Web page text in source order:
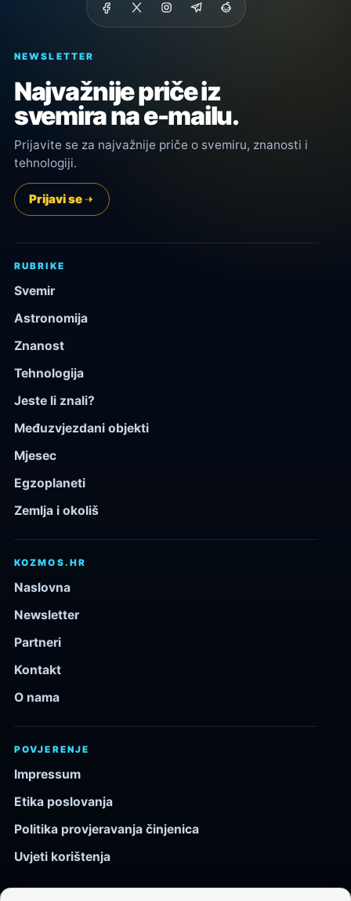
NEWSLETTER
Najvažnije priče iz
svemira na e-mailu.
Prijavite se za najvažnije priče o svemiru, znanosti i
tehnologiji.
Prijavi se
RUBRIKE
Svemir
Astronomija
Znanost
Tehnologija
Jeste li znali?
Međuzvjezdani objekti
Mjesec
Egzoplaneti
Zemlja i okoliš
KOZMOS.HR
Naslovna
Newsletter
Partneri
Kontakt
O nama
POVJERENJE
Impressum
Etika poslovanja
Politika provjeravanja činjenica
Uvjeti korištenja